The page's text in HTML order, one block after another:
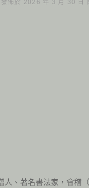
發佈於 2026 年 3 月 30 日
、著名書法家，會稽